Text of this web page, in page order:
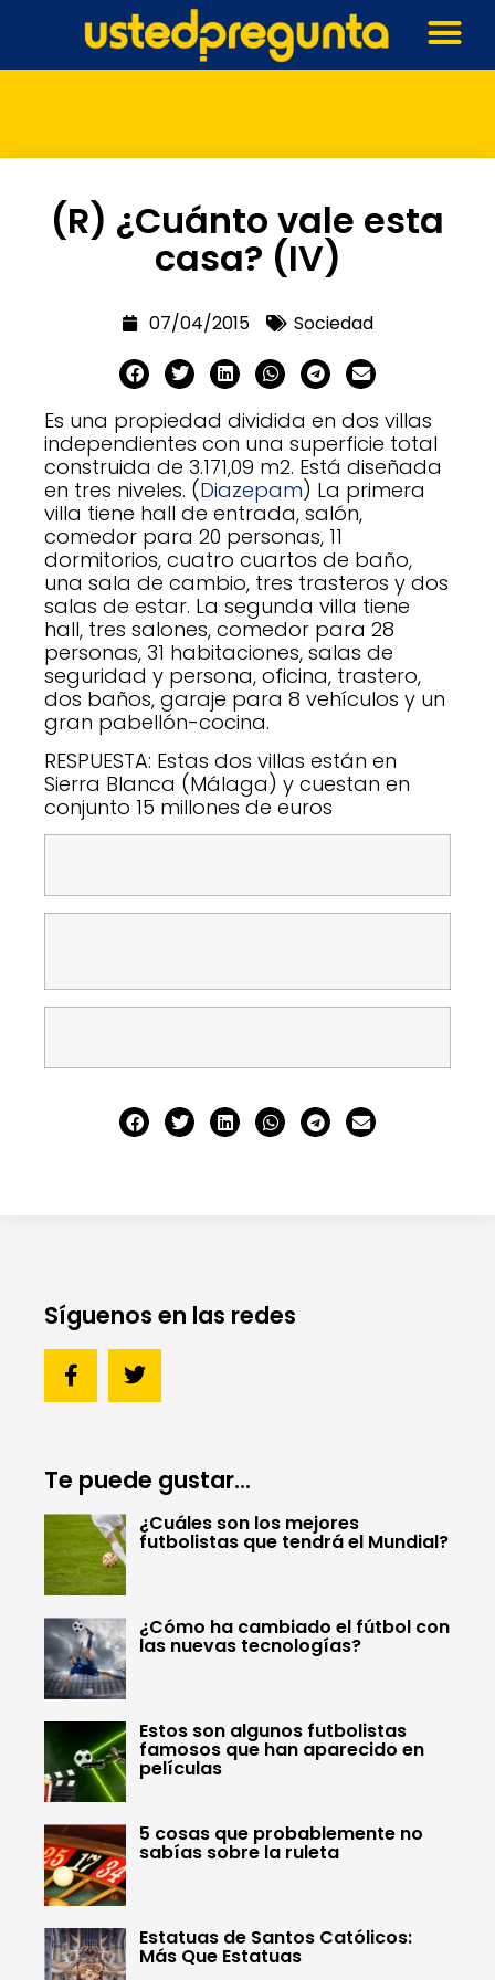
(R) ¿Cuánto vale esta
casa? (IV)
07/04/2015 Sociedad
Es una propiedad dividida en dos villas
independientes con una superficie total
construida de 3.171,09 m2. Está diseñada
en tres niveles. (Diazepam) La primera
villa tiene hall de entrada, salón,
comedor para 20 personas, 11
dormitorios, cuatro cuartos de baño,
una sala de cambio, tres trasteros y dos
salas de estar. La segunda villa tiene
hall, tres salones, comedor para 28
personas, 31 habitaciones, salas de
seguridad y persona, oficina, trastero,
dos baños, garaje para 8 vehículos y un
gran pabellón-cocina.
RESPUESTA: Estas dos villas están en
Sierra Blanca (Málaga) y cuestan en
conjunto 15 millones de euros
Síguenos en las redes
Te puede gustar...
¿Cuáles son los mejores
futbolistas que tendrá el Mundial?
¿Cómo ha cambiado el fútbol con
las nuevas tecnologías?
Estos son algunos futbolistas
famosos que han aparecido en
películas
5 cosas que probablemente no
sabías sobre la ruleta
Estatuas de Santos Católicos:
Más Que Estatuas